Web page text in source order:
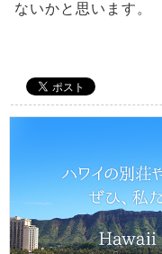
ないかと思います。